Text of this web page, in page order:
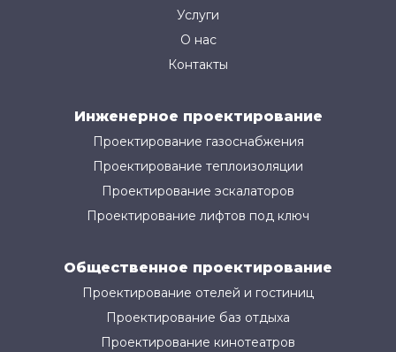
Услуги
О нас
Контакты
Инженерное проектирование
Проектирование газоснабжения
Проектирование теплоизоляции
Проектирование эскалаторов
Проектирование лифтов под ключ
Общественное проектирование
Проектирование отелей и гостиниц
Проектирование баз отдыха
Проектирование кинотеатров